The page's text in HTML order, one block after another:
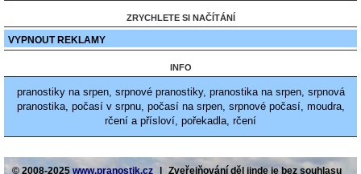
ZRYCHLETE SI NAČÍTÁNÍ
VYPNOUT REKLAMY
INFO
pranostiky na srpen, srpnové pranostiky, pranostika na srpen, srpnová
pranostika, počasí v srpnu, počasí na srpen, srpnové počasí, moudra,
rčení a přísloví, pořekadla, rčení
© 2008-2025 www.pranostik.cz Zveřejňování děl jinde je bez souhlasu